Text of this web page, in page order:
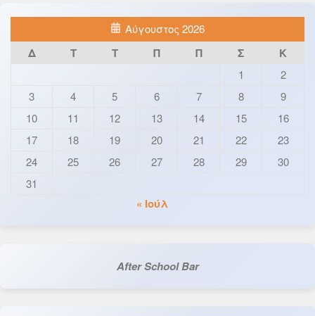
Αύγουστος 2026
Δ Τ Τ Π Π Σ Κ
1
2
3
4 5 6 7 8
9
10
11 12 13 14 15
16
17
18 19 20 21 22
23
24
25 26 27 28 29
30
31
« Ιούλ
After School Bar